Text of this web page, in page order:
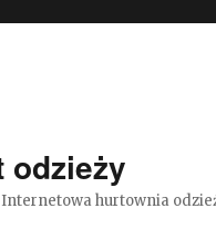
odzieży
hurtownia